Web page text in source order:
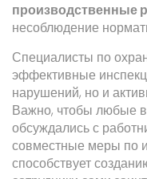
производственные
несоблюдение
Специалисты по
эффективные
нарушений, но и
Важно, чтобы любые
обсуждались с
совместные меры по
способствует